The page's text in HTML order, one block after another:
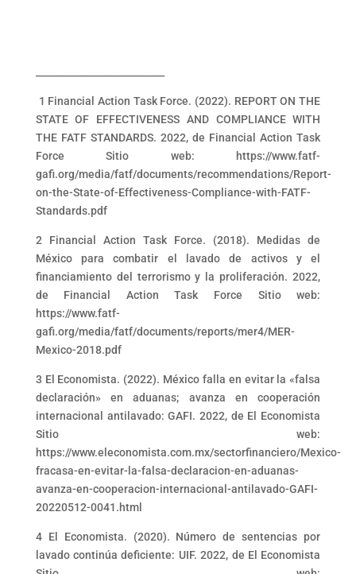
1 Financial Action Task Force. (2022). REPORT ON THE
STATE OF EFFECTIVENESS AND COMPLIANCE WITH
THE FATF STANDARDS. 2022, de Financial Action Task
Force Sitio web: https://www.fatf-
gafi.org/media/fatf/documents/recommendations/Report-
on-the-State-of-Effectiveness-Compliance-with-FATF-
Standards.pdf
2 Financial Action Task Force. (2018). Medidas de
México para combatir el lavado de activos y el
financiamiento del terrorismo y la proliferación. 2022,
de Financial Action Task Force Sitio web:
https://www.fatf-
gafi.org/media/fatf/documents/reports/mer4/MER-
Mexico-2018.pdf
3 El Economista. (2022). México falla en evitar la «falsa
declaración» en aduanas; avanza en cooperación
internacional antilavado: GAFI. 2022, de El Economista
Sitio web:
https://www.eleconomista.com.mx/sectorfinanciero/Mexico-
fracasa-en-evitar-la-falsa-declaracion-en-aduanas-
avanza-en-cooperacion-internacional-antilavado-GAFI-
20220512-0041.html
4 El Economista. (2020). Número de sentencias por
lavado continúa deficiente: UIF. 2022, de El Economista